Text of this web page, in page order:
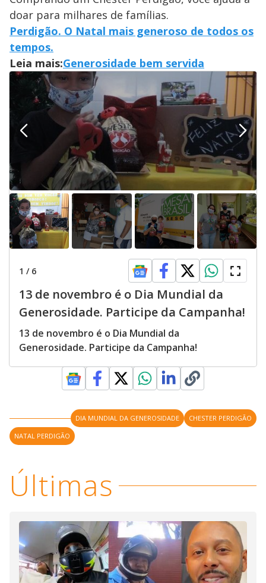
doar para milhares de famílias.
Perdigão. O Natal mais generoso de todos os
tempos.
Leia mais:Generosidade bem servida
1 / 6
13 de novembro é o Dia Mundial da
Generosidade. Participe da Campanha!
13 de novembro é o Dia Mundial da
Generosidade. Participe da Campanha!
DIA MUNDIAL DA GENEROSIDADE
CHESTER PERDIGÃO
NATAL PERDIGÃO
Últimas